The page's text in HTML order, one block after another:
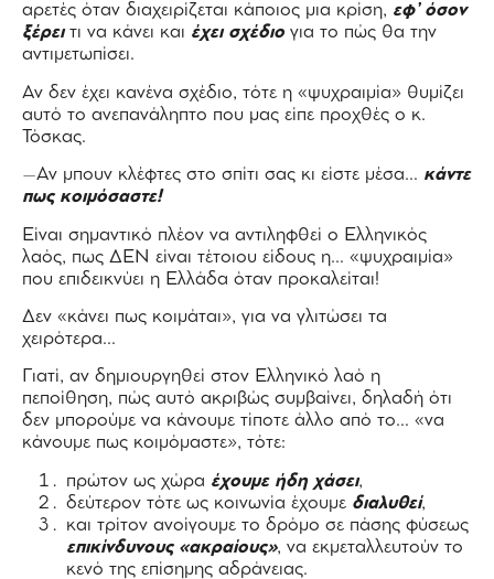
αρετές όταν διαχειρίζεται κάποιος μια κρίση, εφ’ όσον
ξέρειτι να κάνει και έχει σχέδιο για το πώς θα την
αντιμετωπίσει.
Αν δεν έχει κανένα σχέδιο, τότε η «ψυχραιμία» θυμίζει
αυτό το ανεπανάληπτο που μας είπε προχθές ο κ.
Τόσκας.
–Αν μπουν κλέφτες στο σπίτι σας κι είστε μέσα… κάντε
πως κοιμόσαστε!
Είναι σημαντικό πλέον να αντιληφθεί ο Ελληνικός
λαός, πως ΔΕΝ είναι τέτοιου είδους η… «ψυχραιμία»
που επιδεικνύει η Ελλάδα όταν προκαλείται!
Δεν «κάνει πως κοιμάται», για να γλιτώσει τα
χειρότερα…
Γιατί, αν δημιουργηθεί στον Ελληνικό λαό η
πεποίθηση, πώς αυτό ακριβώς συμβαίνει, δηλαδή ότι
δεν μπορούμε να κάνουμε τίποτε άλλο από το… «να
κάνουμε πως κοιμόμαστε», τότε:
πρώτον ως χώρα έχουμε ήδη χάσει,
δεύτερον τότε ως κοινωνία έχουμε διαλυθεί,
και τρίτον ανοίγουμε το δρόμο σε πάσης φύσεως
επικίνδυνους «ακραίους», να εκμεταλλευτούν το
κενό της επίσημης αδράνειας.